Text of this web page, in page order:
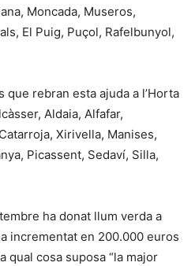
Moncada, Museros,
El Puig, Puçol, Rafelbunyol,
rebran esta ajuda a l’Horta
Aldaia, Alfafar,
Xirivella, Manises,
Picassent, Sedaví, Silla,
ha donat llum verda a
incrementat en 200.000 euros
qual cosa suposa “la major